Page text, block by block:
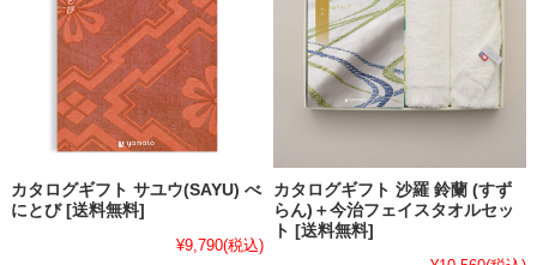
カタログギフト サユウ(SAYU) べ
にとび [送料無料]
¥9,790(税込)
カタログギフト 沙羅 鈴蘭 (すず
らん)＋今治フェイスタオルセッ
ト [送料無料]